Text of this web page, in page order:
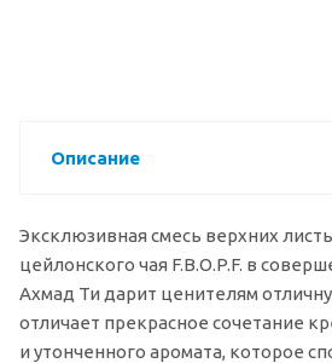
Описание
Эксклюзивная смесь верхних
цейлонского чая F.B.O.P.F. в
Ахмад Ти дарит ценителям
отличает прекрасное сочетание
и утонченного аромата, которое